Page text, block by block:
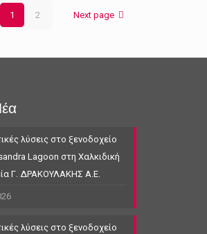
1 2 Next page
λύσεις στο ξενοδοχείο
Lagoon στη Χαλκιδική
Γ. ΔΡΑΚΟΥΛΑΚΗΣ Α.Ε.
λύσεις στο ξενοδοχείο